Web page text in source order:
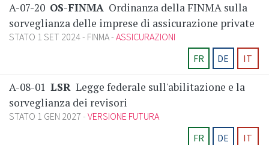
A-07-20 OS-FINMA Ordinanza della FINMA sulla
sorveglianza delle imprese di assicurazione private
STATO 1 SET 2024 FINMA ASSICURAZIONI
FR
DE IT
A-08-01 LSR Legge federale sull'abilitazione e la
sorveglianza dei revisori
STATO 1 GEN 2027 VERSIONE FUTURA
FR
DE IT